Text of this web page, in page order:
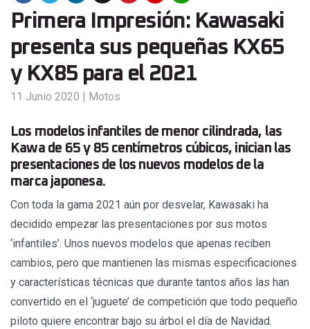
Primera Impresión: Kawasaki
presenta sus pequeñas KX65
y KX85 para el 2021
11 Junio 2020 | Motos
Los modelos infantiles de menor cilindrada, las
Kawa de 65 y 85 centímetros cúbicos, inician las
presentaciones de los nuevos modelos de la
marca japonesa.
Con toda la gama 2021 aún por desvelar, Kawasaki ha
decidido empezar las presentaciones por sus motos
‘infantiles’. Unos nuevos modelos que apenas reciben
cambios, pero que mantienen las mismas especificaciones
y características técnicas que durante tantos años las han
convertido en el ‘juguete’ de competición que todo pequeño
piloto quiere encontrar bajo su árbol el día de Navidad.